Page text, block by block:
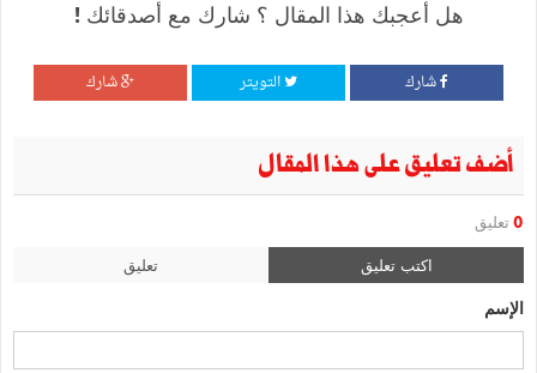
هل أعجبك هذا المقال ؟ شارك مع أصدقائك !
شارك التويتر شارك
أضف تعليق على هذا المقال
0 تعليق
اكتب تعليق تعليق
الإسم